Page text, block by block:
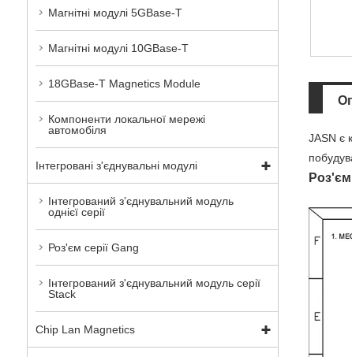
Магнітні модулі 5GBase-T
Магнітні модулі 10GBase-T
18GBase-T Magnetics Module
Компоненти локальної мережі
автомобіля
Інтегровані з'єднувальні модулі
Інтегрований з’єднувальний модуль
однієї серії
Роз'єм серії Gang
Інтегрований з'єднувальний модуль серії
Stack
Chip Lan Magnetics
JASN є
Роз'єм